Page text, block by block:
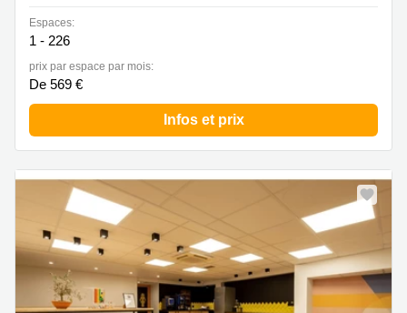
Espaces:
1 - 226
prix par espace par mois:
De 569 €
Infos et prix